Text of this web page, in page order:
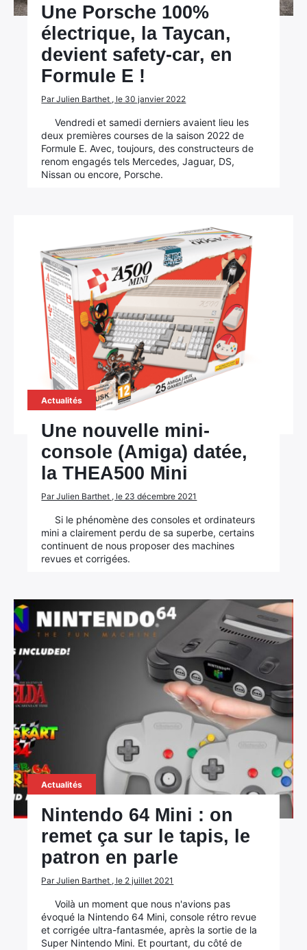
Une Porsche 100%
électrique, la Taycan,
devient safety-car, en
Formule E !
Par Julien Barthet , le 30 janvier 2022
Vendredi et samedi derniers avaient lieu les
deux premières courses de la saison 2022 de
Formule E. Avec, toujours, des constructeurs de
renom engagés tels Mercedes, Jaguar, DS,
Nissan ou encore, Porsche.
Actualités
Une nouvelle mini-
console (Amiga) datée,
la THEA500 Mini
Par Julien Barthet , le 23 décembre 2021
Si le phénomène des consoles et ordinateurs
mini a clairement perdu de sa superbe, certains
continuent de nous proposer des machines
revues et corrigées.
Actualités
Nintendo 64 Mini : on
remet ça sur le tapis, le
patron en parle
Par Julien Barthet , le 2 juillet 2021
Voilà un moment que nous n'avions pas
évoqué la Nintendo 64 Mini, console rétro revue
et corrigée ultra-fantasmée, après la sortie de la
Super Nintendo Mini. Et pourtant, du côté de